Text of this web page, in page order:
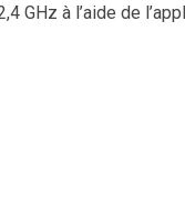
GHz à l’aide de